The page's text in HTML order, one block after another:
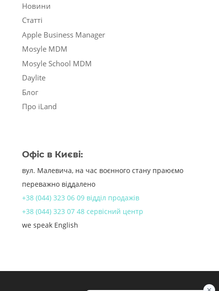
Новини
Статті
Apple Business Manager
Mosyle MDM
Mosyle School MDM
Daylite
Блог
Про iLand
Офіс в Києві:
вул. Малевича, на час воєнного стану праюємо
переважно віддалено
+38 (044) 323 06 09 відділ продажів
+38 (044) 323 07 48 сервісний центр
we speak English